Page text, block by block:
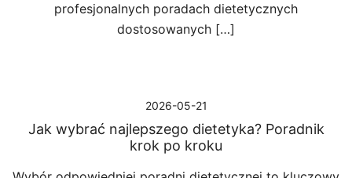
profesjonalnych poradach dietetycznych
dostosowanych […]
2026-05-21
Jak wybrać najlepszego dietetyka? Poradnik
krok po kroku